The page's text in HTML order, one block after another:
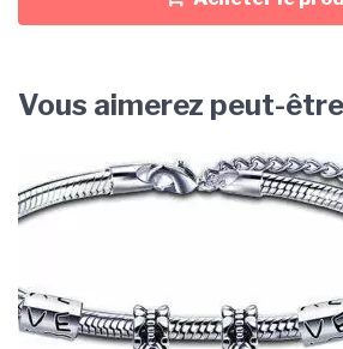
Vous aimerez peut-